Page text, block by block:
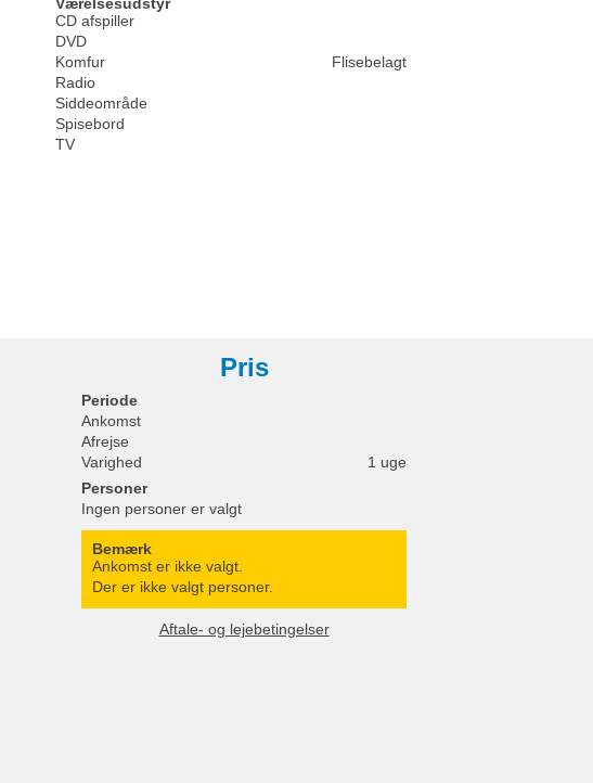
CD afspiller
DVD
Komfur
Flisebelagt
Radio
Siddeområde
Spisebord
TV
Pris
Periode
Ankomst
Afrejse
Varighed
1 uge
Personer
Ingen personer er valgt
Bemærk
Ankomst er ikke valgt.
Der er ikke valgt personer.
Aftale- og lejebetingelser